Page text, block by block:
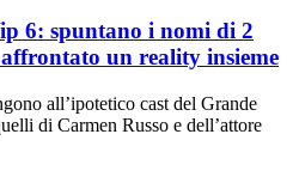
6: spuntano i nomi di 2
un reality insieme
all’ipotetico cast del Grande
di Carmen Russo e dell’attore